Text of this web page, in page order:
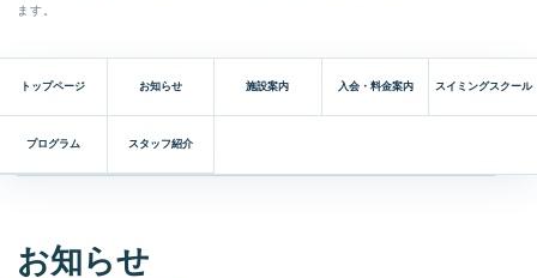
ます。
トップページ お知らせ 施設案内 入会・料金案内 スイミングスクール
プログラム スタッフ紹介
お知らせ